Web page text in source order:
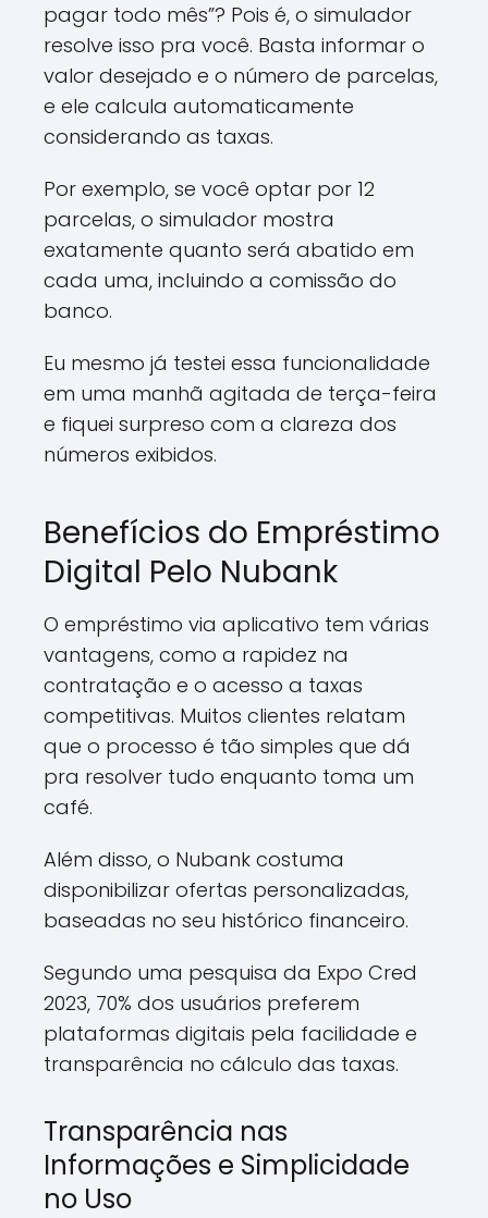
pagar todo mês”? Pois é, o simulador
resolve isso pra você. Basta informar o
valor desejado e o número de parcelas,
e ele calcula automaticamente
considerando as taxas.
Por exemplo, se você optar por 12
parcelas, o simulador mostra
exatamente quanto será abatido em
cada uma, incluindo a comissão do
banco.
Eu mesmo já testei essa funcionalidade
em uma manhã agitada de terça-feira
e fiquei surpreso com a clareza dos
números exibidos.
Benefícios do Empréstimo
Digital Pelo Nubank
O empréstimo via aplicativo tem várias
vantagens, como a rapidez na
contratação e o acesso a taxas
competitivas. Muitos clientes relatam
que o processo é tão simples que dá
pra resolver tudo enquanto toma um
café.
Além disso, o Nubank costuma
disponibilizar ofertas personalizadas,
baseadas no seu histórico financeiro.
Segundo uma pesquisa da Expo Cred
2023, 70% dos usuários preferem
plataformas digitais pela facilidade e
transparência no cálculo das taxas.
Transparência nas
Informações e Simplicidade
no Uso